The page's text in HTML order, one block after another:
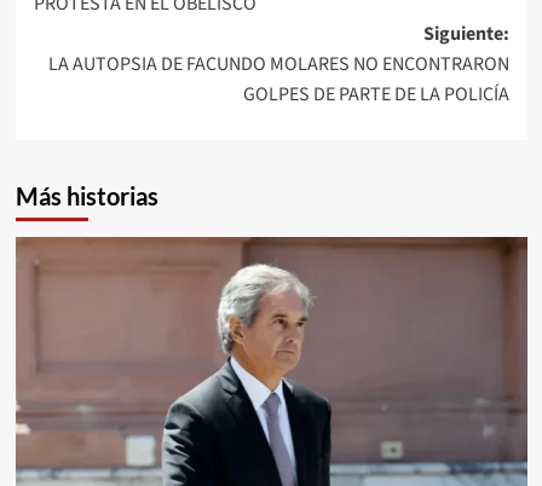
Siguiente:
LA AUTOPSIA DE FACUNDO MOLARES NO ENCONTRARON
GOLPES DE PARTE DE LA POLICÍA
Más historias